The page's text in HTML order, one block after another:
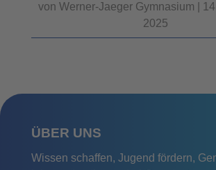
vonWerner-Jaeger Gymnasium
2025
ÜBER UNS
Wissen schaffen, Jugend fördern,